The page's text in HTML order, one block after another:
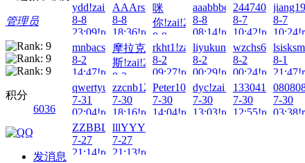
管理员
积分
6036
发消息
ydd!zai!2026-
8-8
23:09!read!
AAArsmls!zai!2026-
8-8
18:36!read!
咪
你!zai!2026-
8-8
13:22!read!
aaabbbcccddd!zai!2026-
8-8
08:14!read!
8-7
10:42!read!
8-7
mnbacs!zai!2026-
8-2
14:47!read!
摩拉克
斯!zai!2026-
8-2
14:46!read!
rkht1!zai!2026-
8-2
09:27!read!
liyukun719!zai!2026-
8-2
00:29!read!
8-2
00:24!read!
8-1
qwertyuioppoiuy!zai!2026-
7-31
02:04!read!
zzcnb123!zai!2026-
7-30
18:16!read!
Peter100713!zai!2026-
7-30
14:04!read!
dyc!zai!2026-
7-30
13:03!read!
7-30
12:55!read!
7-30
ZZBBLL!zai!2026-
7-27
21:14!read!
lllYYY!zai!2026-
7-27
21:13!read!